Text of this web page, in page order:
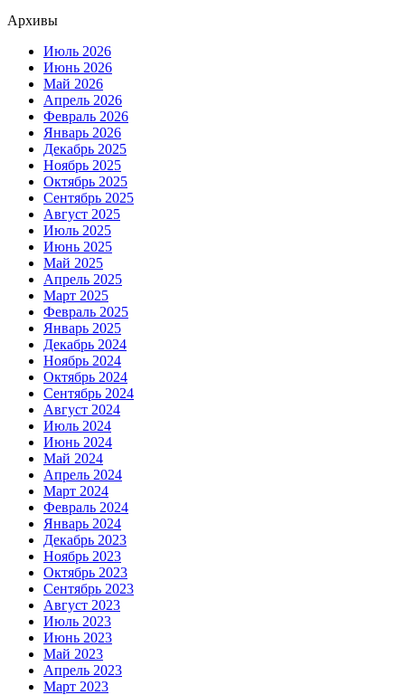
Архивы
Июль 2026
Июнь 2026
Май 2026
Апрель 2026
Февраль 2026
Январь 2026
Декабрь 2025
Ноябрь 2025
Октябрь 2025
Сентябрь 2025
Август 2025
Июль 2025
Июнь 2025
Май 2025
Апрель 2025
Март 2025
Февраль 2025
Январь 2025
Декабрь 2024
Ноябрь 2024
Октябрь 2024
Сентябрь 2024
Август 2024
Июль 2024
Июнь 2024
Май 2024
Апрель 2024
Март 2024
Февраль 2024
Январь 2024
Декабрь 2023
Ноябрь 2023
Октябрь 2023
Сентябрь 2023
Август 2023
Июль 2023
Июнь 2023
Май 2023
Апрель 2023
Март 2023